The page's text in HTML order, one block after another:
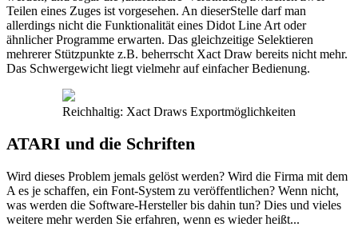
Teilen eines Zuges ist vorgesehen. An dieserStelle darf man
allerdings nicht die Funktionalität eines Didot Line Art oder
ähnlicher Programme erwarten. Das gleichzeitige Selektieren
mehrerer Stützpunkte z.B. beherrscht Xact Draw bereits nicht mehr.
Das Schwergewicht liegt vielmehr auf einfacher Bedienung.
Reichhaltig: Xact Draws Exportmöglichkeiten
ATARI und die Schriften
Wird dieses Problem jemals gelöst werden? Wird die Firma mit dem
A es je schaffen, ein Font-System zu veröffentlichen? Wenn nicht,
was werden die Software-Hersteller bis dahin tun? Dies und vieles
weitere mehr werden Sie erfahren, wenn es wieder heißt...